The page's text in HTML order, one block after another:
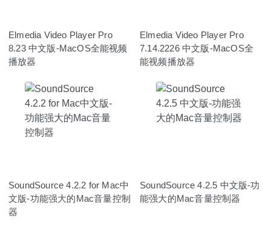
Elmedia Video Player Pro
8.23 中文版-MacOS全能视频
播放器
Elmedia Video Player Pro
7.14.2226 中文版-MacOS全
能视频播放器
SoundSource 4.2.2 for Mac中
文版-功能强大的Mac音量控制
器
SoundSource 4.2.5 中文版-功
能强大的Mac音量控制器